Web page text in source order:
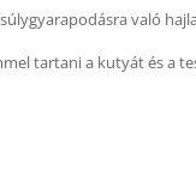
való
tartani a kutyát és a